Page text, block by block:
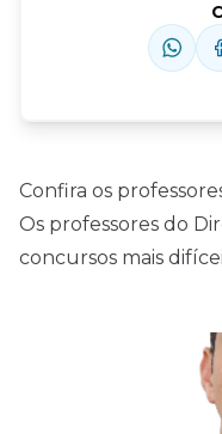
Confira os
Os professores do
concursos mais